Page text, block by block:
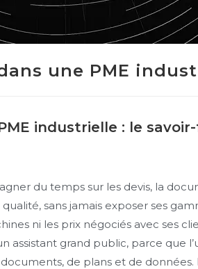
une PME
industrielle : le
du temps sur les devis, la
sans jamais exposer ses
ni les prix négociés avec ses
assistant grand public, parce que
de plans et de données.